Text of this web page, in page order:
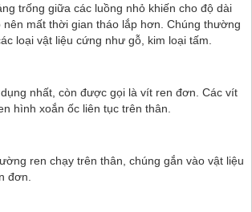
trống giữa các luồng nhỏ khiến cho độ dài
mất thời gian tháo lắp hơn. Chúng thường
loại vật liệu cứng như gỗ, kim loại tấm.
nhất, còn được gọi là vít ren đơn. Các vít
hình xoắn ốc liên tục trên thân.
ren chạy trên thân, chúng gắn vào vật liệu
đơn.